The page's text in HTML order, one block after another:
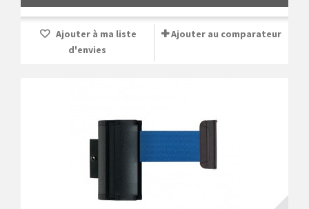
Ajouter à ma liste
d'envies
Ajouter au comparateur